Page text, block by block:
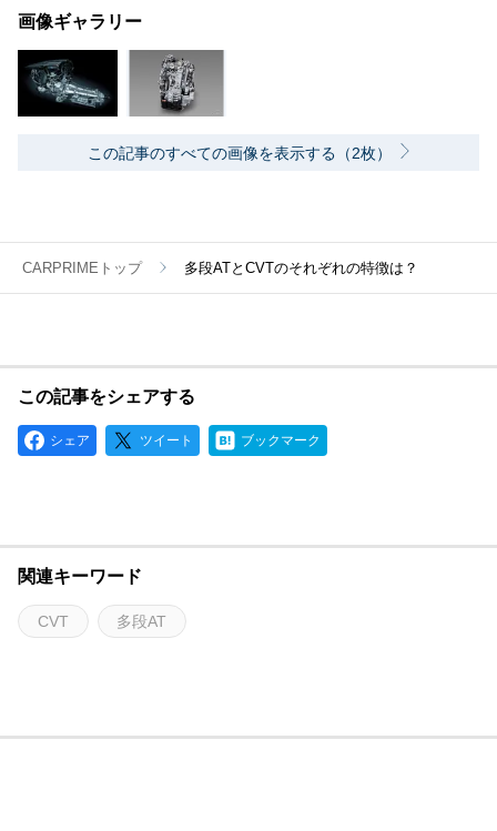
画像ギャラリー
この記事のすべての画像を表示する（2枚）
CARPRIMEトップ 多段ATとCVTのそれぞれの特徴は？
この記事をシェアする
シェア ツイート ブックマーク
関連キーワード
CVT 多段AT